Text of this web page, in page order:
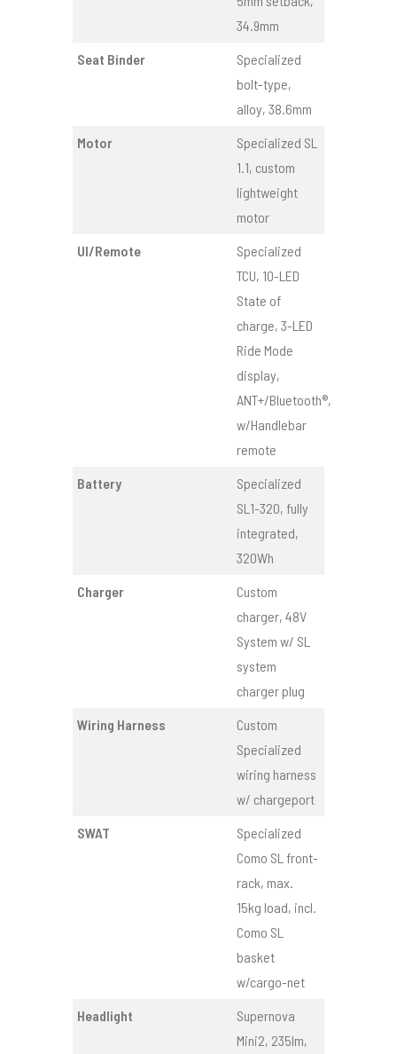
34.9mm
Seat Binder
Specialized
bolt-type,
alloy, 38.6mm
Motor
Specialized SL
1.1, custom
lightweight
motor
UI/Remote
Specialized
TCU, 10-LED
State of
charge, 3-LED
Ride Mode
display,
ANT+/Bluetooth®,
w/Handlebar
remote
Battery
Specialized
SL1-320, fully
integrated,
320Wh
Charger
Custom
charger, 48V
System w/ SL
system
charger plug
Wiring Harness
Custom
Specialized
wiring harness
w/ chargeport
SWAT
Specialized
Como SL front-
rack, max.
15kg load, incl.
Como SL
basket
w/cargo-net
Headlight
Supernova
Mini2, 235lm,